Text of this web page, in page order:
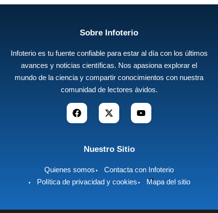
Sobre Infoterio
Infoterio es tu fuente confiable para estar al día con los últimos
avances y noticias científicas. Nos apasiona explorar el
mundo de la ciencia y compartir conocimientos con nuestra
comunidad de lectores ávidos.
Nuestro Sitio
Quienes somos
Contacta con Infoterio
Política de privacidad y cookies
Mapa del sitio